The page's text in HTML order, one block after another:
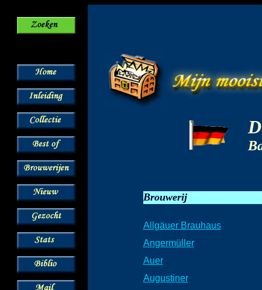
Brouwerij
Allgäuer Brauhaus
Angermüller
Auer
Augustiner